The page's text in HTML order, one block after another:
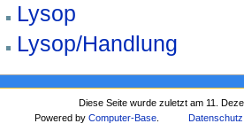
Lysop
Lysop/Handlung
Diese Seite wurde zuletzt am 11.
Powered byComputer-Base Datenschutz